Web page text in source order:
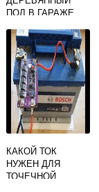
ПОЛ В ГАРАЖЕ
КАКОЙ ТОК
НУЖЕН ДЛЯ
ТОЧЕЧНОЙ